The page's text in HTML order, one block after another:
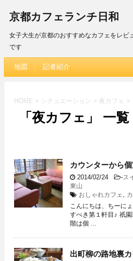
京都カフェランチ日和
女子大生が京都のおすすめなカフェをレビ
です
地図 記者紹介
HOME > シチュエーション > 夜カフェ >
「夜カフェ」 一覧
カウンターから
2014/02/24 -ス
東山
おしゃれカフェ ,
こんにちは、ちーに
すべき第１軒目♪ 祇
階は個 ...
出町柳の路地裏